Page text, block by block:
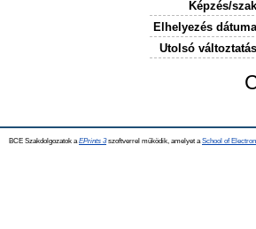
Képzés/
Elhelyezés
Utolsó
BCE Szakdolgozatok a EPrints 3szoftverrel működik, amelyet a School of